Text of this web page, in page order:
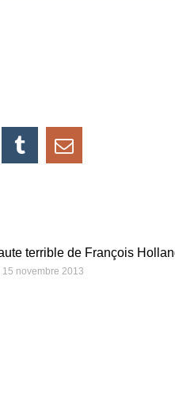
terrible de François
15 novembre 2013